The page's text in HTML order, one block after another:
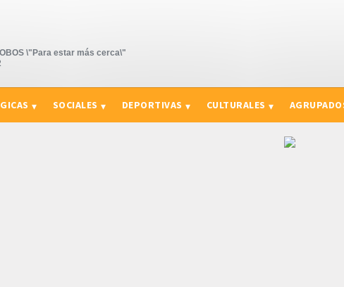
\"Para estar más cerca\"
SOCIALES DEPORTIVAS CULTURALES